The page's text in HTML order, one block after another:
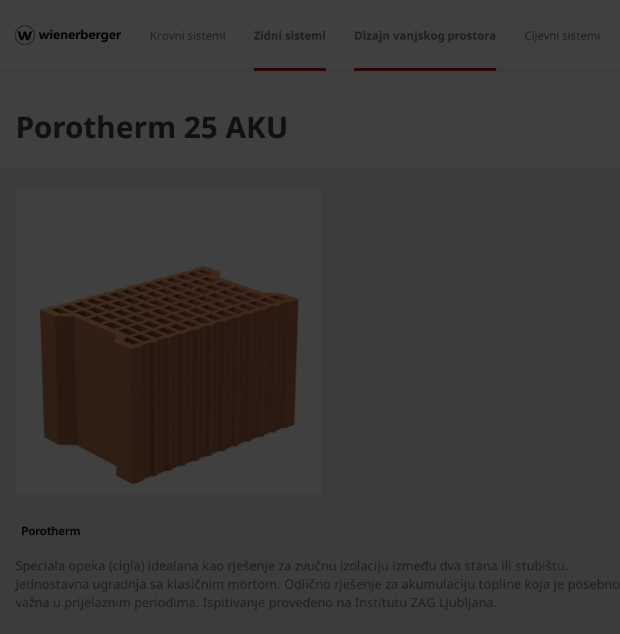
Krovni sistemi Zidni sistemi Dizajn vanjskog prostora Cijevni sistemi
Porotherm 25 AKU
Speciala opeka (cigla) idealana kao rješenje za zvučnu izolaciju između dva stana ili stubištu.
Jednostavna ugradnja sa klasičnim mortom. Odlično rješenje za akumulaciju topline koja je posebno
važna u prijelaznim periodima. Ispitivanje provedeno na Institutu ZAG Ljubljana.